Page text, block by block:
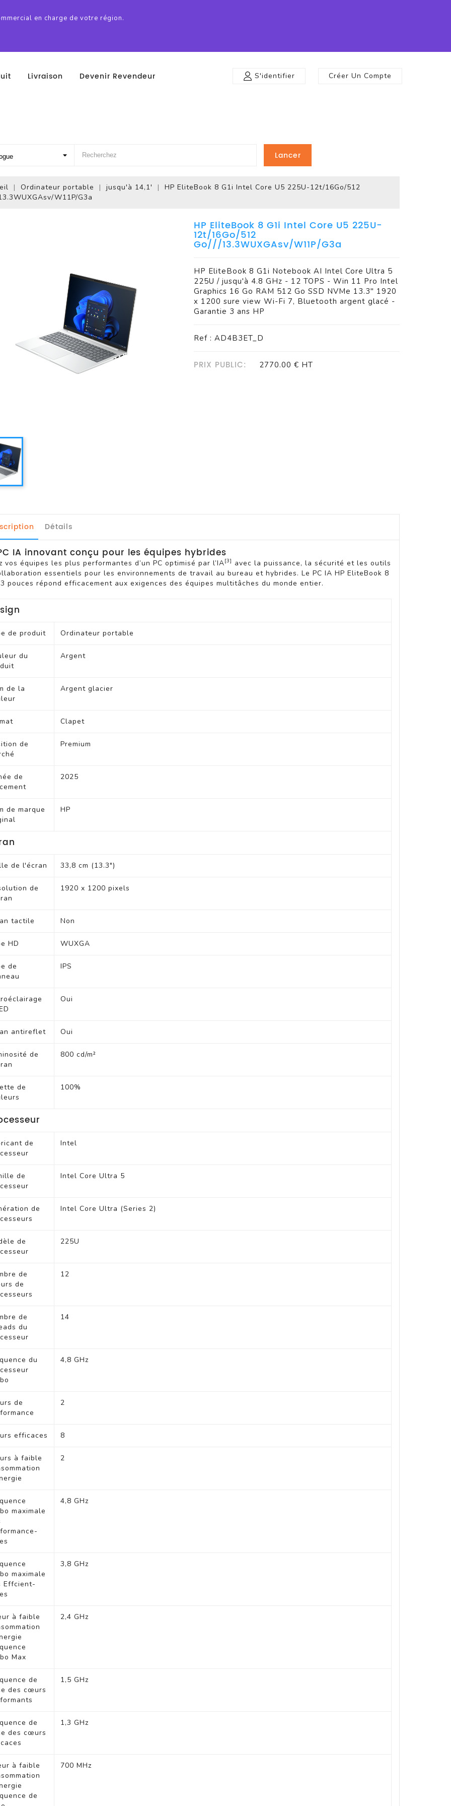
en charge de votre région.
Livraison Devenir Revendeur S'identifier Créer Un Compte
Lancer
Intel Core U7 2
14O2.8kt/W11P/
Core U5 225U
16Go/1 To///1
EliteBook 6 G1i I
16Go/512 G
14WUXGA/W11
AMD R5 8540U/1
256 Go///14W
W11P/G1a
Ordinateur portable jusqu'à 14,1'
HP EliteBook 8 G1i Intel Core U5 225U-12t/16Go/512
W11P/G3a
HP EliteBook 8 G1i Intel Core U5 225U-
12t/16Go/512
Go///13.3WUXGAsv/W11P/G3a
HP EliteBook 8 G1i Notebook AI Intel Core Ultra 5
225U / jusqu'à 4.8 GHz - 12 TOPS - Win 11 Pro Intel
Graphics 16 Go RAM 512 Go SSD NVMe 13.3" 1920
x 1200 sure view Wi-Fi 7, Bluetooth argent glacé -
Garantie 3 ans HP
Ref : AD4B3ET_D
PRIX PUBLIC: 2770.00 € HT
Détails
IA innovant conçu pour les équipes hybrides
vos équipes les plus performantes d’un PC optimisé par l’IA[3] avec la puissance, la sécurité et les outils
essentiels pour les environnements de travail au bureau et hybrides. Le PC IA HP EliteBook 8
pouces répond efficacement aux exigences des équipes multitâches du monde entier.
de produit Ordinateur portable
du
Argent
de la
Argent glacier
Clapet
de
Premium
de
2025
de marque
HP
de l'écran 33,8 cm (13.3")
de
1920 x 1200 pixels
tactile Non
HD WUXGA
de
IPS
Oui
antireflet Oui
de
800 cd/m²
de
100%
de
Intel
de
Intel Core Ultra 5
de
Intel Core Ultra (Series 2)
de
225U
de
de
12
de
du
14
du
4,8 GHz
de
2
efficaces 8
à faible
2
maximale
4,8 GHz
maximale
Effcient-
3,8 GHz
à faible
Max
2,4 GHz
de
des cœurs
1,5 GHz
de
des cœurs
1,3 GHz
à faible
de
700 MHz